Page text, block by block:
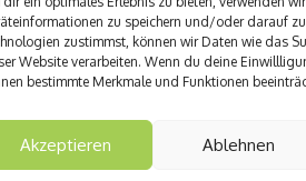
zu speichern und/oder darauf
zustimmst, können wir Daten wie das
Website verarbeiten. Wenn du deine
bestimmte Merkmale und Funktionen
Akzeptieren Ablehnen